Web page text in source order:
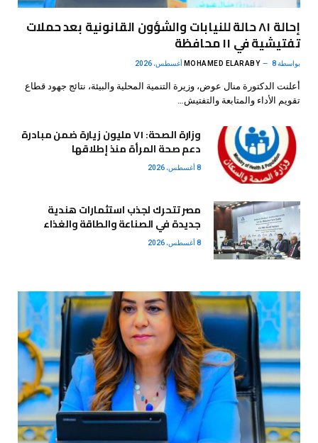
إحالة ٨١ حالة للنيابات والشؤون القانونية بعد حملات
تفتيشية في ١١ محافظة
بواسطة MOHAMED ELARABY 8 أغسطس، 2026
أعلنت الدكتورة منال عوض، وزيرة التنمية المحلية والبيئة، نتائج جهود قطاع
تقويم الأداء والمتابعة والتفتيش…
وزارة الصحة: ٧١ مليون زيارة ضمن مبادرة
دعم صحة المرأة منذ إطلاقها
8 أغسطس، 2026
مصر تتحرك لجذب استثمارات هندية
جديدة في الصناعة والطاقة والغذاء
8 أغسطس، 2026